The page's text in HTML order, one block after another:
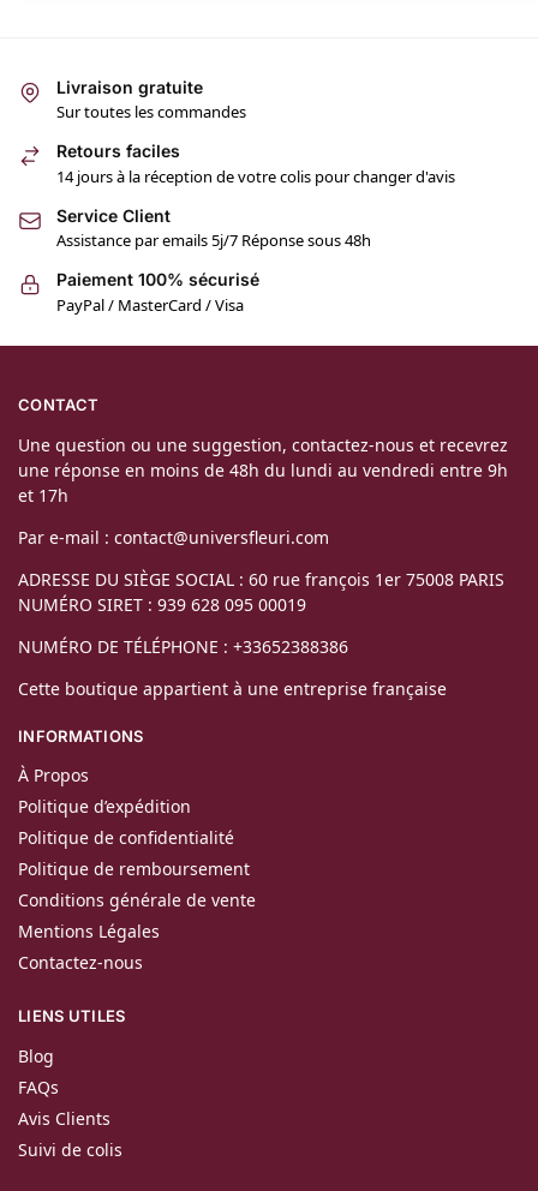
Livraison gratuite
Sur toutes les commandes
Retours faciles
14 jours à la réception de votre colis pour changer d'avis
Service Client
Assistance par emails 5j/7 Réponse sous 48h
Paiement 100% sécurisé
PayPal / MasterCard / Visa
CONTACT
Une question ou une suggestion, contactez-nous et recevrez
une réponse en moins de 48h du lundi au vendredi entre 9h
et 17h
Par e-mail : contact@universfleuri.com
ADRESSE DU SIÈGE SOCIAL : 60 rue françois 1er 75008 PARIS
NUMÉRO SIRET : 939 628 095 00019
NUMÉRO DE TÉLÉPHONE : +33652388386
Cette boutique appartient à une entreprise française
INFORMATIONS
À Propos
Politique d’expédition
Politique de confidentialité
Politique de remboursement
Conditions générale de vente
Mentions Légales
Contactez-nous
LIENS UTILES
Blog
FAQs
Avis Clients
Suivi de colis